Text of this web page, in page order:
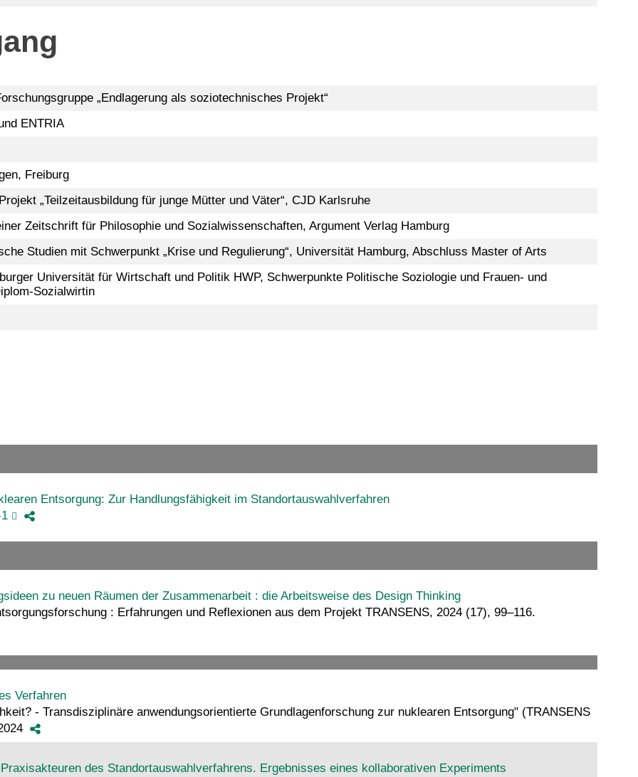
„Endlagerung als soziotechnisches Projekt“
ENTRIA
Freiburg
„Teilzeitausbildung für junge Mütter und Väter“, CJD Karlsruhe
Zeitschrift für Philosophie und Sozialwissenschaften, Argument Verlag Hamburg
Studien mit Schwerpunkt „Krise und Regulierung“, Universität Hamburg, Abschluss Master of Arts
Universität für Wirtschaft und Politik HWP, Schwerpunkte Politische Soziologie und Frauen- und
Sozialwirtin
Entsorgung: Zur Handlungsfähigkeit im Standortauswahlverfahren
zu neuen Räumen der Zusammenarbeit : die Arbeitsweise des Design Thinking
: Erfahrungen und Reflexionen aus dem Projekt TRANSENS, 2024 (17), 99–116.
Verfahren
- Transdisziplinäre anwendungsorientierte Grundlagenforschung zur nuklearen Entsorgung" (TRANSENS
des Standortauswahlverfahrens. Ergebnisses eines kollaborativen Experiments